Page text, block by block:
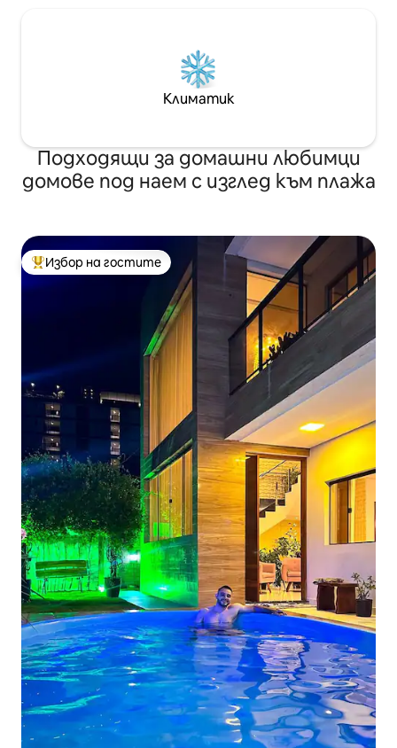
Климатик
Подходящи за домашни любимци
домове под наем с изглед към плажа
Най-популярен избор на гостите
Избор на гостите